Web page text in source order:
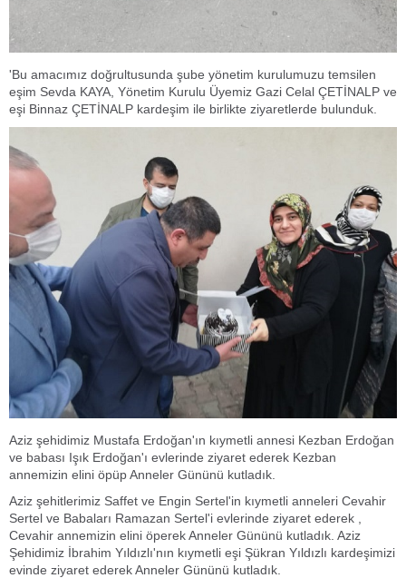
'Bu amacımız doğrultusunda şube yönetim kurulumuzu temsilen
eşim Sevda KAYA, Yönetim Kurulu Üyemiz Gazi Celal ÇETİNALP ve
eşi Binnaz ÇETİNALP kardeşim ile birlikte ziyaretlerde bulunduk.
Aziz şehidimiz Mustafa Erdoğan'ın kıymetli annesi Kezban Erdoğan
ve babası Işık Erdoğan'ı evlerinde ziyaret ederek Kezban
annemizin elini öpüp Anneler Gününü kutladık.
Aziz şehitlerimiz Saffet ve Engin Sertel'in kıymetli anneleri Cevahir
Sertel ve Babaları Ramazan Sertel'i evlerinde ziyaret ederek ,
Cevahir annemizin elini öperek Anneler Gününü kutladık. Aziz
Şehidimiz İbrahim Yıldızlı'nın kıymetli eşi Şükran Yıldızlı kardeşimizi
evinde ziyaret ederek Anneler Gününü kutladık.